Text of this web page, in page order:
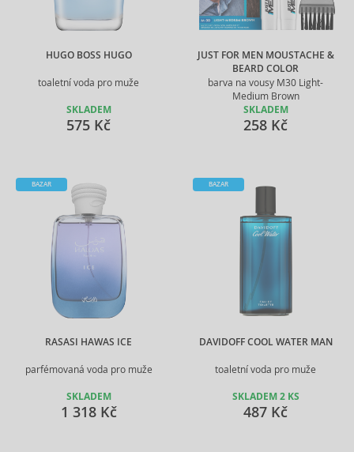
HUGO BOSS HUGO
toaletní voda pro muže
SKLADEM
575 Kč
JUST FOR MEN MOUSTACHE &
BEARD COLOR
barva na vousy M30 Light-
Medium Brown
SKLADEM
258 Kč
RASASI HAWAS ICE
parfémovaná voda pro muže
BAZAR
SKLADEM
1 318 Kč
DAVIDOFF COOL WATER MAN
toaletní voda pro muže
BAZAR
SKLADEM 2 KS
487 Kč